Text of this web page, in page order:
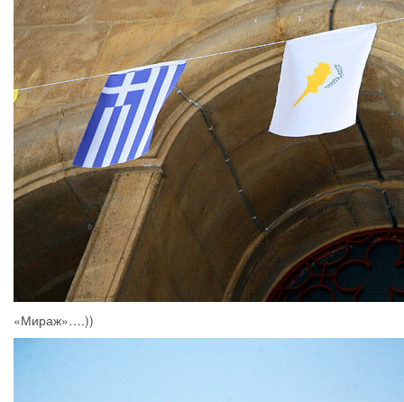
«Мираж»….))